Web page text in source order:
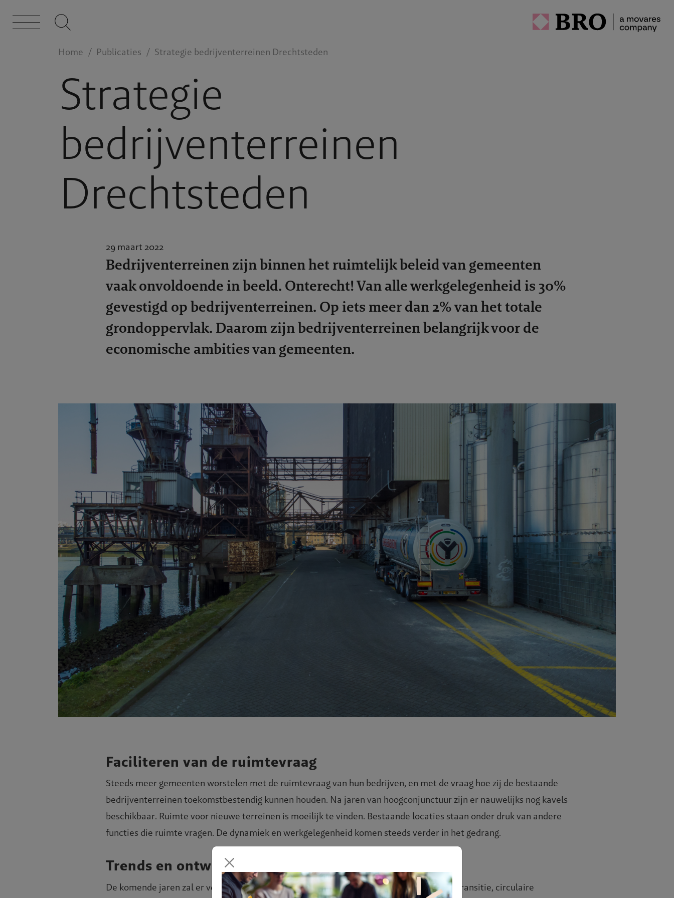
Home Publicaties Strategie bedrijventerreinen Drechtsteden
Strategie
bedrijventerreinen
Drechtsteden
29 maart 2022
Bedrijventerreinen zijn binnen het ruimtelijk beleid van gemeenten
vaak onvoldoende in beeld. Onterecht! Van alle werkgelegenheid is 30%
gevestigd op bedrijventerreinen. Op iets meer dan 2% van het totale
grondoppervlak. Daarom zijn bedrijventerreinen belangrijk voor de
economische ambities van gemeenten.
Faciliteren van de ruimtevraag
Steeds meer gemeenten worstelen met de ruimtevraag van hun bedrijven, en met de vraag hoe zij de bestaande
bedrijventerreinen toekomstbestendig kunnen houden. Na jaren van hoogconjunctuur zijn er nauwelijks nog kavels
beschikbaar. Ruimte voor nieuwe terreinen is moeilijk te vinden. Bestaande locaties staan onder druk van andere
functies die ruimte vragen. De dynamiek en werkgelegenheid komen steeds verder in het gedrang.
Trends en ontwikkelingen
De komende jaren zal er veel op bedrijventerreinen afkomen waar het gaat om energietransitie, circulaire